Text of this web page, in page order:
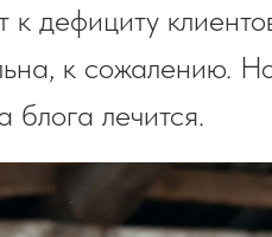
к дефициту
к сожалению.
блога лечится.